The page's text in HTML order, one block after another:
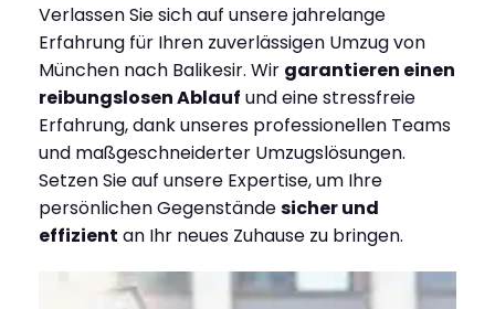
Verlassen Sie sich auf unsere jahrelange
Erfahrung für Ihren zuverlässigen Umzug von
München nach Balikesir. Wir garantieren einen
reibungslosen Ablauf und eine stressfreie
Erfahrung, dank unseres professionellen Teams
und maßgeschneiderter Umzugslösungen.
Setzen Sie auf unsere Expertise, um Ihre
persönlichen Gegenständesicher und
effizient an Ihr neues Zuhause zu bringen.